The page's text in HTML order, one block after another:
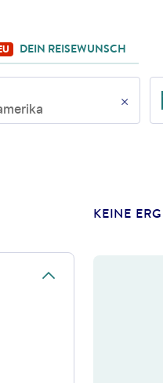
DEIN REISEWUNSCH
KEINE